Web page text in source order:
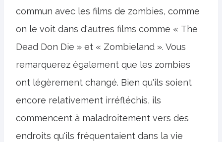
commun avec les films de zombies, comme
on le voit dans d'autres films comme « The
Dead Don Die » et « Zombieland ». Vous
remarquerez également que les zombies
ont légèrement changé. Bien qu'ils soient
encore relativement irréfléchis, ils
commencent à maladroitement vers des
endroits qu'ils fréquentaient dans la vie